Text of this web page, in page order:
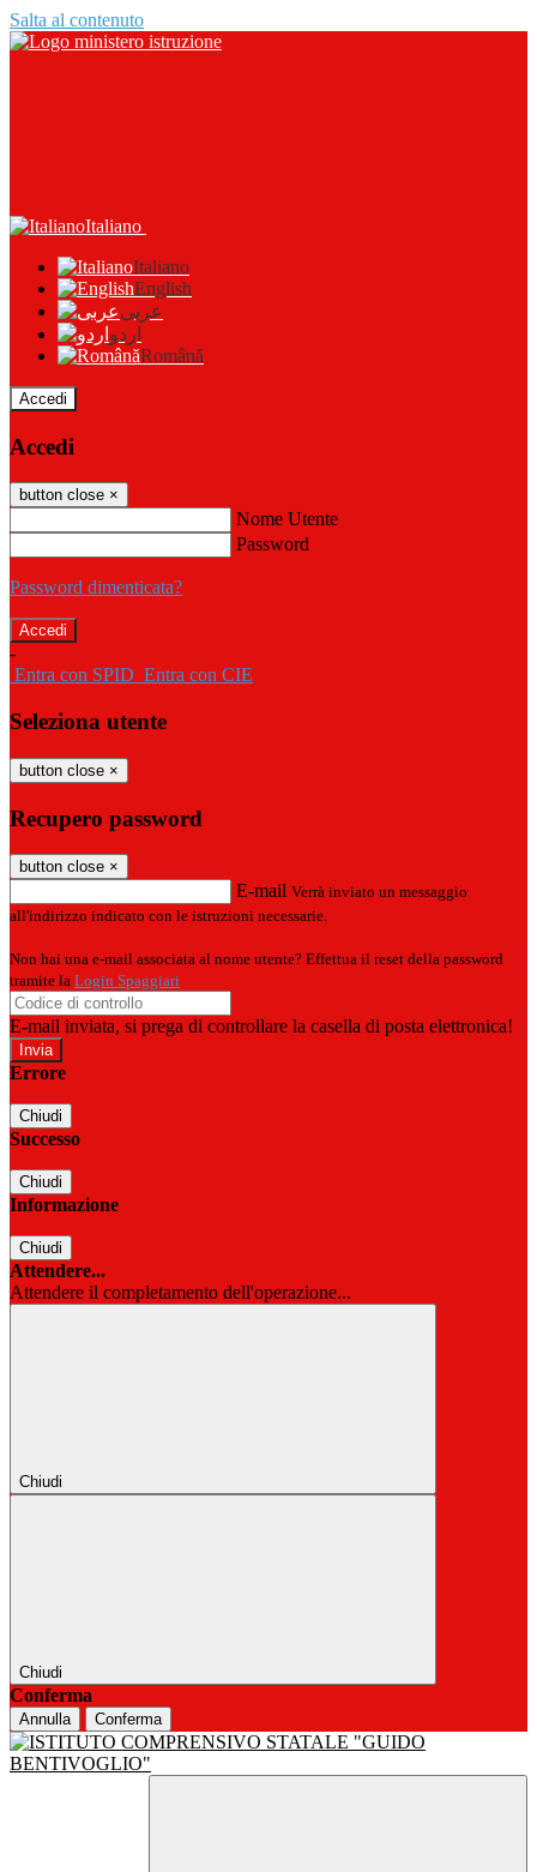
Salta al contenuto
Italiano
Italiano
English
عربى
اردو
Română
Accedi
Accedi
button close ×
Nome Utente
Password
Password dimenticata?
-
Entra con SPID Entra con CIE
Seleziona utente
button close ×
Recupero password
button close ×
E-mail Verrà inviato un messaggio
all'indirizzo indicato con le istruzioni necessarie.
Non hai una e-mail associata al nome utente? Effettua il reset della password
tramite la Login Spaggiari
E-mail inviata, si prega di controllare la casella di posta elettronica!
Errore
Chiudi
Successo
Chiudi
Informazione
Chiudi
Attendere...
Attendere il completamento dell'operazione...
Chiudi
Chiudi
Conferma
Annulla Conferma